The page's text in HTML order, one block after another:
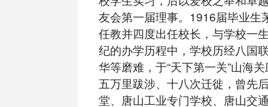
友会第一届理事。1916届毕业生
任教并四度出任校长，与学校一
纪的办学历程中，学校历经八国
华等磨难，于“天下第一关”山海
五万里跋涉、十八次迁徙，曾先
堂、唐山工业专门学校、唐山交